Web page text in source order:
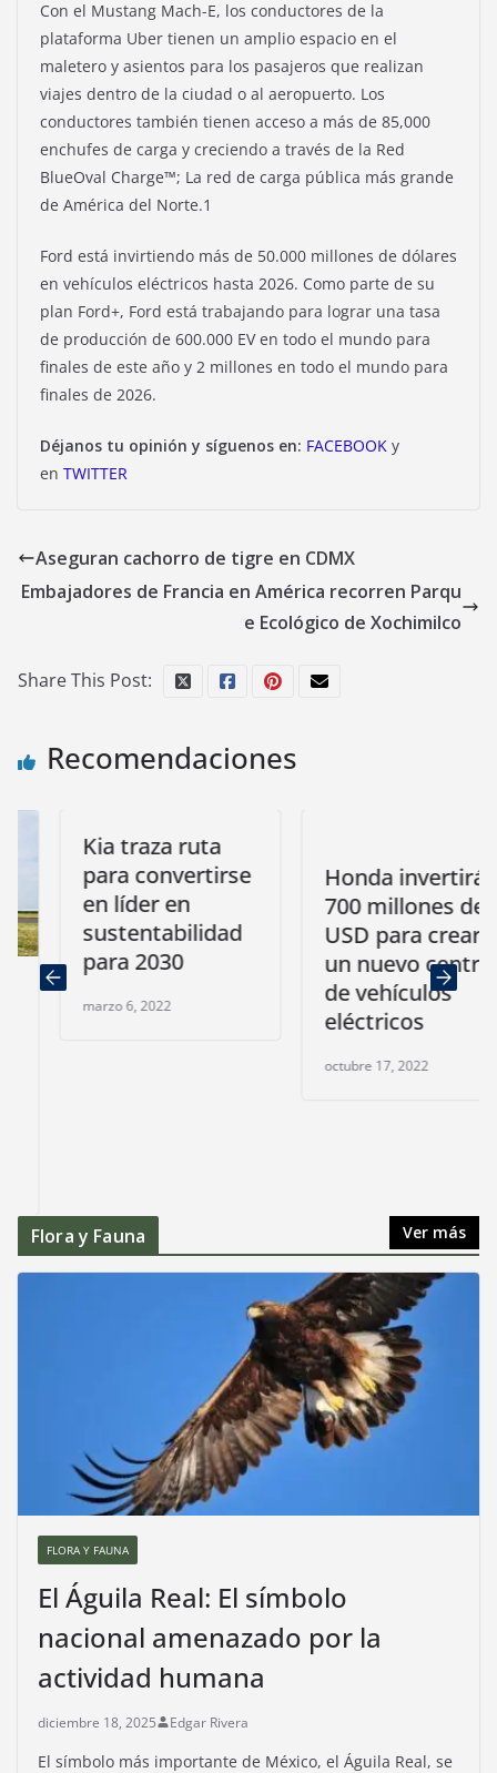
Con el Mustang Mach-E, los conductores de la
plataforma Uber tienen un amplio espacio en el
maletero y asientos para los pasajeros que realizan
viajes dentro de la ciudad o al aeropuerto. Los
conductores también tienen acceso a más de 85,000
enchufes de carga y creciendo a través de la Red
BlueOval Charge™; La red de carga pública más grande
de América del Norte.1
Ford está invirtiendo más de 50.000 millones de dólares
en vehículos eléctricos hasta 2026. Como parte de su
plan Ford+, Ford está trabajando para lograr una tasa
de producción de 600.000 EV en todo el mundo para
finales de este año y 2 millones en todo el mundo para
finales de 2026.
Déjanos tu opinión y síguenos en: FACEBOOK y
en TWITTER
Aseguran cachorro de tigre en CDMX
Embajadores de Francia en América recorren Parqu
e Ecológico de Xochimilco
Share This Post:
Recomendaciones
Kia traza ruta
para convertirse
en líder en
sustentabilidad
para 2030
marzo 6, 2022
Honda invertirá
700 millones de
USD para crear
un nuevo centro
de vehículos
eléctricos
octubre 17, 2022
Flora y Fauna Ver más
FLORA Y FAUNA
El Águila Real: El símbolo
nacional amenazado por la
actividad humana
diciembre 18, 2025 Edgar Rivera
El símbolo más importante de México, el Águila Real, se